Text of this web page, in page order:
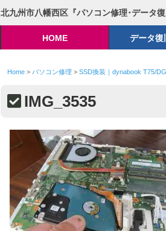
北九州市八幡西区『パソコン修理･データ
HOME データ復
Home> パソコン修理 > SSD換装｜dynabook T75/DG
IMG_3535